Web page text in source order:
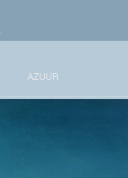
.
AZUUR